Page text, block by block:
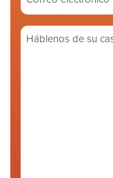
electrónico
(Required)
Háblenos